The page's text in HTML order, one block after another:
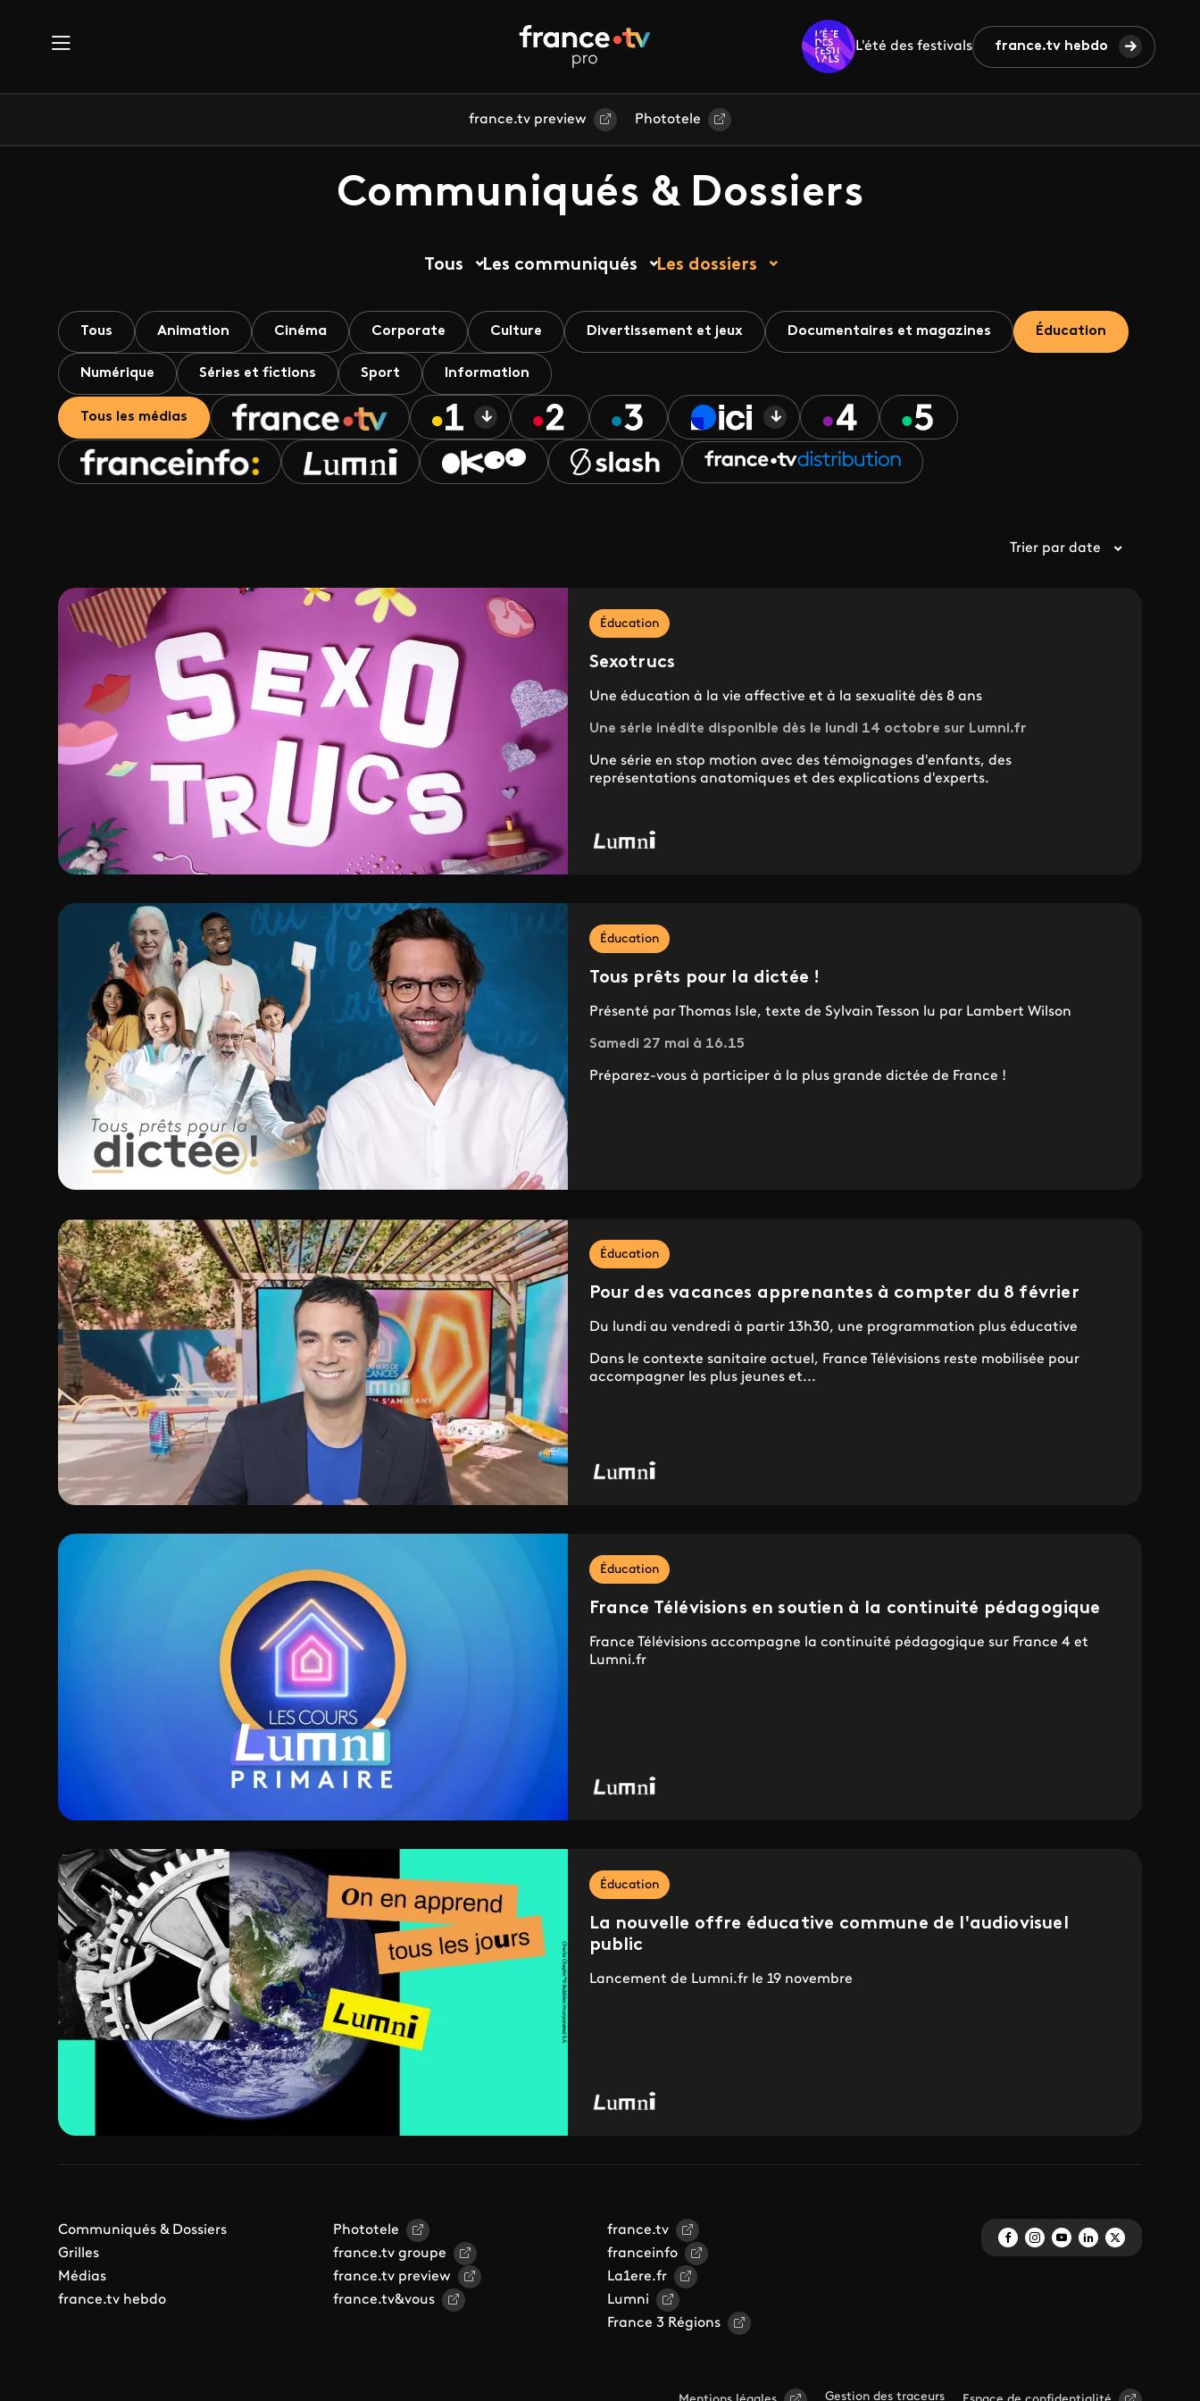
L'été des festivals france.tv hebdo
france.tv preview Phototele
Communiqués & Dossiers
Tous Les communiqués Les dossiers
Tous Animation Cinéma Corporate Culture Divertissement et jeux Documentaires et magazines Éducation
Numérique Séries et fictions Sport Information
Tous les médias
Trier par date
Éducation
Sexotrucs
Une éducation à la vie affective et à la sexualité dès 8 ans
Une série inédite disponible dès le lundi 14 octobre sur Lumni.fr
Une série en stop motion avec des témoignages d'enfants, des
représentations anatomiques et des explications d'experts.
Éducation
Tous prêts pour la dictée !
Présenté par Thomas Isle, texte de Sylvain Tesson lu par Lambert Wilson
Samedi 27 mai à 16.15
Préparez-vous à participer à la plus grande dictée de France !
Éducation
Pour des vacances apprenantes à compter du 8 février
Du lundi au vendredi à partir 13h30, une programmation plus éducative
Dans le contexte sanitaire actuel, France Télévisions reste mobilisée pour
accompagner les plus jeunes et...
Éducation
France Télévisions en soutien à la continuité pédagogique
France Télévisions accompagne la continuité pédagogique sur France 4 et
Lumni.fr
Éducation
La nouvelle offre éducative commune de l'audiovisuel
public
Lancement de Lumni.fr le 19 novembre
Communiqués & Dossiers
Grilles
Médias
france.tv hebdo
Phototele
france.tv groupe
france.tv preview
france.tv&vous
france.tv
franceinfo
La1ere.fr
Lumni
France 3 Régions
Gestion des traceurs